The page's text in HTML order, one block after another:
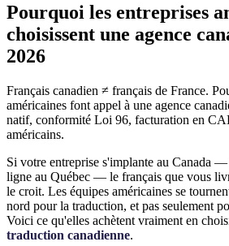
Pourquoi les entreprises
choisissent une agence
2026
Français canadien ≠ français de France.
américaines font appel à une agence
natif, conformité Loi 96, facturation en
américains.
Si votre entreprise s'implante au Canada
ligne au Québec — le français que vous
le croit. Les équipes américaines se
nord pour la traduction, et pas seulement
Voici ce qu'elles achètent vraiment en
traduction canadienne.